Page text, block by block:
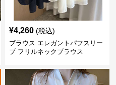
¥4,260 (税込)
ブラウス エレガントパフスリー
ブ フリルネックブラウス